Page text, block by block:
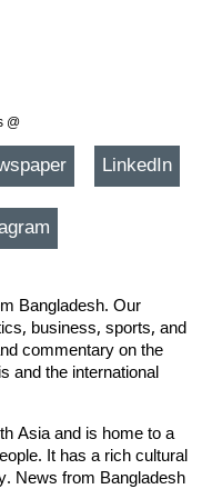
@
LinkedIn
Bangladesh. Our
business, sports, and
commentary on the
and the international
Asia and is home to a
It has a rich cultural
News from Bangladesh